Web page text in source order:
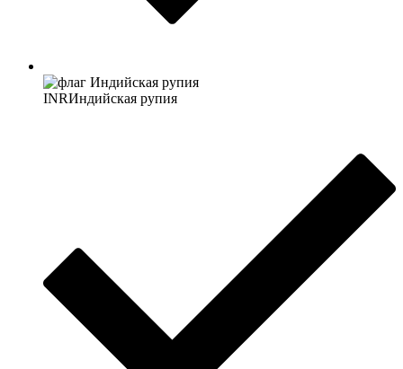
INRИндийская рупия